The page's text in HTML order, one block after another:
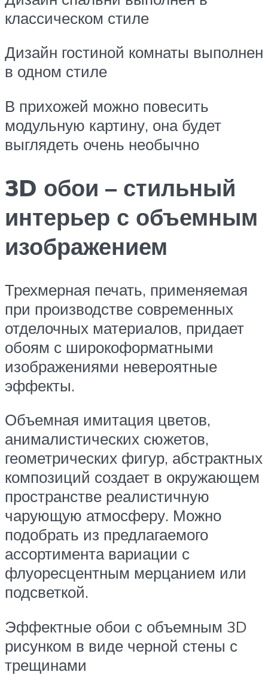
классическом стиле
Дизайн гостиной комнаты выполнен
в одном стиле
В прихожей можно повесить
модульную картину, она будет
выглядеть очень необычно
3D обои – стильный
интерьер с объемным
изображением
Трехмерная печать, применяемая
при производстве современных
отделочных материалов, придает
обоям с широкоформатными
изображениями невероятные
эффекты.
Объемная имитация цветов,
анималистических сюжетов,
геометрических фигур, абстрактных
композиций создает в окружающем
пространстве реалистичную
чарующую атмосферу. Можно
подобрать из предлагаемого
ассортимента вариации с
флуоресцентным мерцанием или
подсветкой.
Эффектные обои с объемным 3D
рисунком в виде черной стены с
трещинами